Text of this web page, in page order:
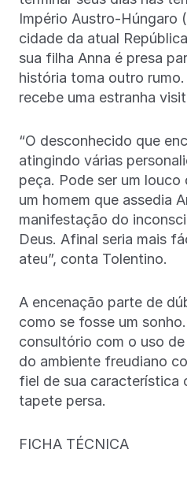
Império Austro-Húngaro
cidade da atual
sua filha Anna é presa
história toma outro
recebe uma estranha
“O desconhecido que
atingindo várias
peça. Pode ser um
um homem que assedia
manifestação do
Deus. Afinal seria mais
ateu”, conta Tolentino.
A encenação parte de
como se fosse um
consultório com o uso
do ambiente freudiano
fiel de sua característica
tapete persa.
FICHA TÉCNICA